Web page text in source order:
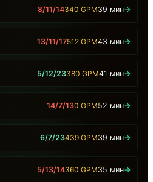
8/11/14340 GPM39 мин→
13/11/17512 GPM43 мин→
5/12/23380 GPM41 мин→
14/7/130 GPM52 мин→
6/7/23439 GPM39 мин→
5/13/14360 GPM35 мин→